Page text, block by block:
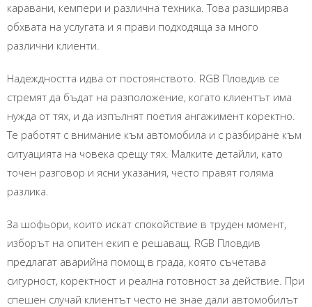
каравани, кемпери и различна техника. Това разширява
обхвата на услугата и я прави подходяща за много
различни клиенти.
Надеждността идва от постоянството. RGB Пловдив се
стремят да бъдат на разположение, когато клиентът има
нужда от тях, и да изпълнят поетия ангажимент коректно.
Те работят с внимание към автомобила и с разбиране към
ситуацията на човека срещу тях. Малките детайли, като
точен разговор и ясни указания, често правят голяма
разлика.
За шофьори, които искат спокойствие в труден момент,
изборът на опитен екип е решаващ. RGB Пловдив
предлагат аварийна помощ в града, която съчетава
сигурност, коректност и реална готовност за действие. При
спешен случай клиентът често не знае дали автомобилът